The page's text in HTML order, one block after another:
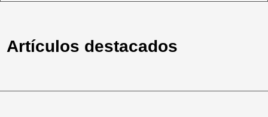
Artículos destacados